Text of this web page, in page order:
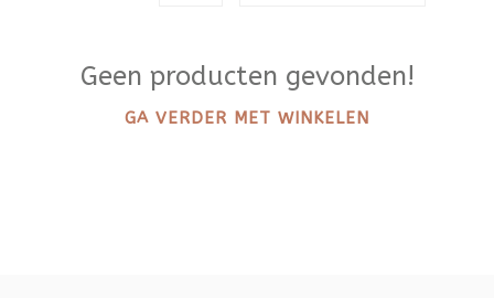
Geen producten gevonden!
GA VERDER MET WINKELEN